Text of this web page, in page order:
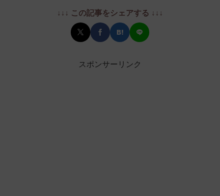
↓↓↓ この記事をシェアする ↓↓↓
スポンサーリンク